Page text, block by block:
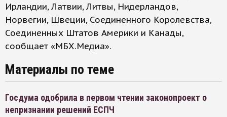
Ирландии, Латвии, Литвы, Нидерландов,
Норвегии, Швеции, Соединенного Королевства,
Соединенных Штатов Америки и Канады,
сообщает «МБХ.Медиа».
Материалы по теме
Госдума одобрила в первом чтении законопроект о
непризнании решений ЕСПЧ